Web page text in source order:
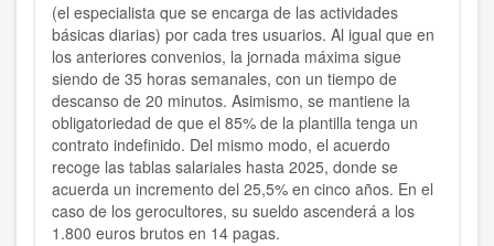
(el especialista que se encarga de las actividades
básicas diarias) por cada tres usuarios. Al igual que en
los anteriores convenios, la jornada máxima sigue
siendo de 35 horas semanales, con un tiempo de
descanso de 20 minutos. Asimismo, se mantiene la
obligatoriedad de que el 85% de la plantilla tenga un
contrato indefinido. Del mismo modo, el acuerdo
recoge las tablas salariales hasta 2025, donde se
acuerda un incremento del 25,5% en cinco años. En el
caso de los gerocultores, su sueldo ascenderá a los
1.800 euros brutos en 14 pagas.